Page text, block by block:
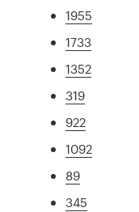
1955
1733
1352
319
922
1092
89
345